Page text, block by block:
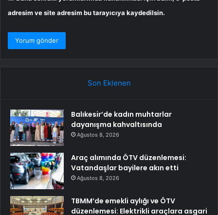
adresim ve site adresim bu tarayıcıya kaydedilsin.
Son Eklenen
Balıkesir’de kadın muhtarlar
dayanışma kahvaltısında
Ağustos 8, 2026
Araç alımında ÖTV düzenlemesi:
Vatandaşlar bayilere akın etti
Ağustos 8, 2026
TBMM’de emekli aylığı ve ÖTV
düzenlemesi: Elektrikli araçlara asgari